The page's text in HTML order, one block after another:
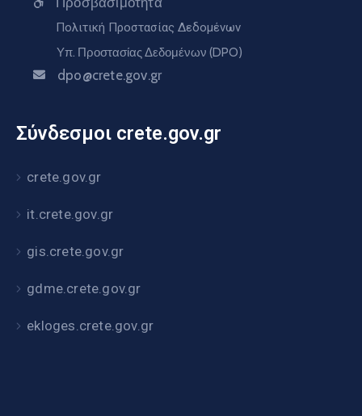
Πολιτική Προστασίας Δεδομένων
Υπ. Προστασίας Δεδομένων (DPO)
dpo@crete.gov.gr
Σύνδεσμοι crete.gov.gr
crete.gov.gr
it.crete.gov.gr
gis.crete.gov.gr
gdme.crete.gov.gr
ekloges.crete.gov.gr